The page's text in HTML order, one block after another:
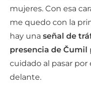
mujeres. Con esa
me quedo con la
hay una señal de
presencia de Čumil
cuidado al pasar por
delante.